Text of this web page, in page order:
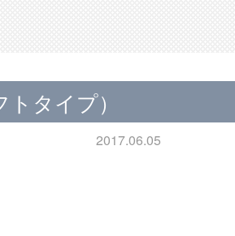
タイプ）
2017.06.05